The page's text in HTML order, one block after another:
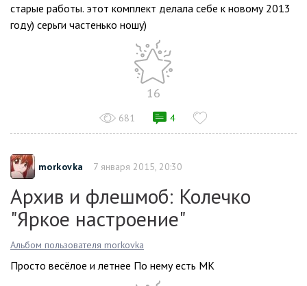
старые работы. этот комплект делала себе к новому 2013
году) серьги частенько ношу)
16
681 4
morkovka 7 января 2015, 20:30
Архив и флешмоб: Колечко
"Яркое настроение"
Альбом пользователя morkovka
Просто весёлое и летнее По нему есть МК